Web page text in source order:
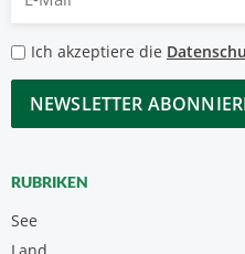
Mail
*
*
Ich akzeptiere die
CAPTCHA
RUBRIKEN
See